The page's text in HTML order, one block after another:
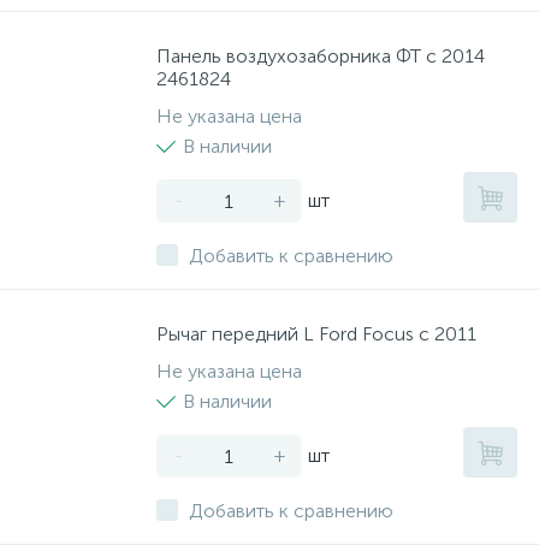
Панель воздухозаборника ФТ с 2014
2461824
Не указана цена
В наличии
- + шт
Добавить к сравнению
Рычаг передний L Ford Focus с 2011
Не указана цена
В наличии
- + шт
Добавить к сравнению